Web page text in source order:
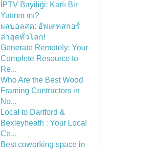
İPTV Bayiliği: Karlı Bir
Yatırım mı?
ผลบอลสด: อัพเดทสกอร์
ล่าสุดทั่วโลก!
Generate Remotely: Your
Complete Resource to
Re...
Who Are the Best Wood
Framing Contractors in
No...
Local to Dartford &
Bexleyheath : Your Local
Ce...
Best coworking space in